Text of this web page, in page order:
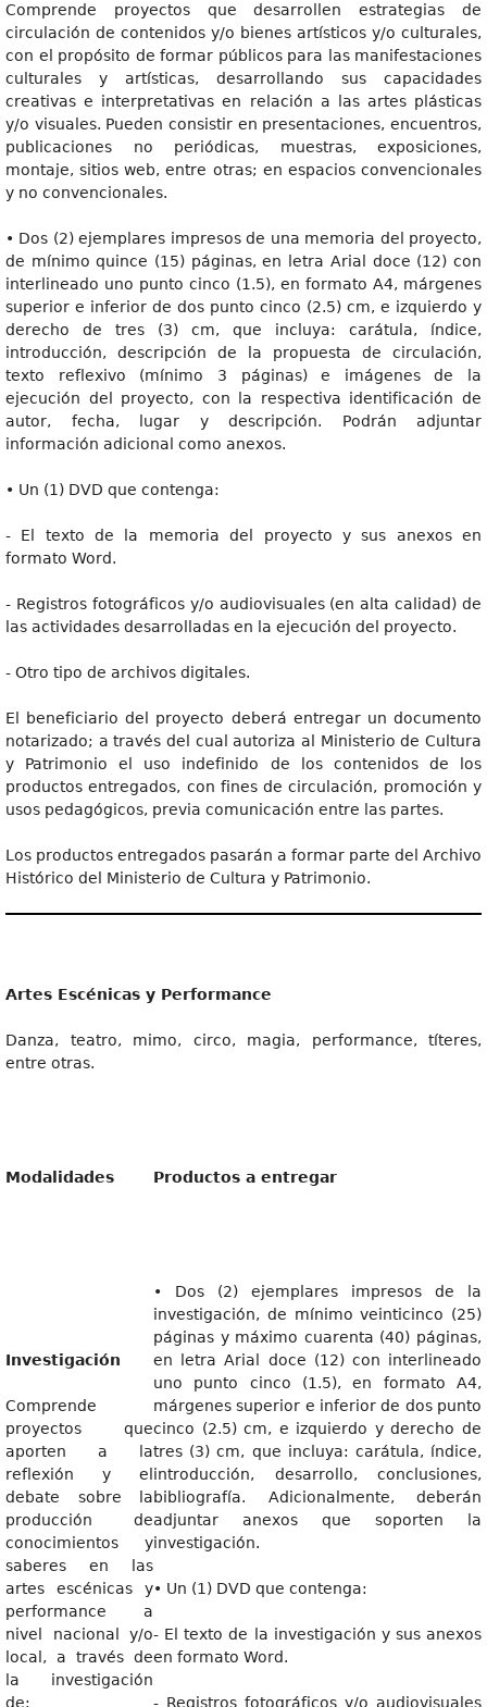
Comprende proyectos que desarrollen estrategias de
circulación de contenidos y/o bienes artísticos y/o culturales,
con el propósito de formar públicos para las manifestaciones
culturales y artísticas, desarrollando sus capacidades
creativas e interpretativas en relación a las artes plásticas
y/o visuales. Pueden consistir en presentaciones, encuentros,
publicaciones no periódicas, muestras, exposiciones,
montaje, sitios web, entre otras; en espacios convencionales
y no convencionales.
• Dos (2) ejemplares impresos de una memoria del proyecto,
de mínimo quince (15) páginas, en letra Arial doce (12) con
interlineado uno punto cinco (1.5), en formato A4, márgenes
superior e inferior de dos punto cinco (2.5) cm, e izquierdo y
derecho de tres (3) cm, que incluya: carátula, índice,
introducción, descripción de la propuesta de circulación,
texto reflexivo (mínimo 3 páginas) e imágenes de la
ejecución del proyecto, con la respectiva identificación de
autor, fecha, lugar y descripción. Podrán adjuntar
información adicional como anexos.
• Un (1) DVD que contenga:
- El texto de la memoria del proyecto y sus anexos en
formato Word.
- Registros fotográficos y/o audiovisuales (en alta calidad) de
las actividades desarrolladas en la ejecución del proyecto.
- Otro tipo de archivos digitales.
El beneficiario del proyecto deberá entregar un documento
notarizado; a través del cual autoriza al Ministerio de Cultura
y Patrimonio el uso indefinido de los contenidos de los
productos entregados, con fines de circulación, promoción y
usos pedagógicos, previa comunicación entre las partes.
Los productos entregados pasarán a formar parte del Archivo
Histórico del Ministerio de Cultura y Patrimonio.
Artes Escénicas y Performance
Danza, teatro, mimo, circo, magia, performance, títeres,
entre otras.
Modalidades Productos a entregar
Investigación
Comprende
proyectos que
aporten a la
reflexión y el
debate sobre la
producción de
conocimientos y
saberes en las
artes escénicas y
performance a
nivel nacional y/o
local, a través de
la investigación
de:
• Dos (2) ejemplares impresos de la
investigación, de mínimo veinticinco (25)
páginas y máximo cuarenta (40) páginas,
en letra Arial doce (12) con interlineado
uno punto cinco (1.5), en formato A4,
márgenes superior e inferior de dos punto
cinco (2.5) cm, e izquierdo y derecho de
tres (3) cm, que incluya: carátula, índice,
introducción, desarrollo, conclusiones,
bibliografía. Adicionalmente, deberán
adjuntar anexos que soporten la
investigación.
• Un (1) DVD que contenga:
- El texto de la investigación y sus anexos
en formato Word.
- Registros fotográficos y/o audiovisuales